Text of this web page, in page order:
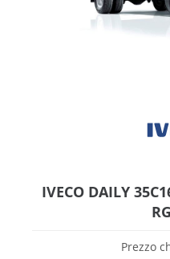
IVECO DAILY
Prezzo